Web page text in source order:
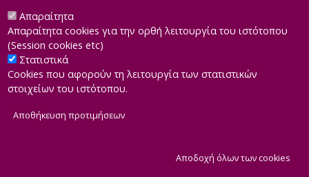
Developed byINTEROPTICS
Απαραίτητα
Απαραίτητα cookies για την ορθή λειτουργία του ιστότοπου
(Session cookies etc)
Στατιστικά
Cookies που αφορούν τη λειτουργία των στατιστικών
στοιχείων του ιστότοπου.
Αποθήκευση προτιμήσεων
Αποδοχή όλων των cookies